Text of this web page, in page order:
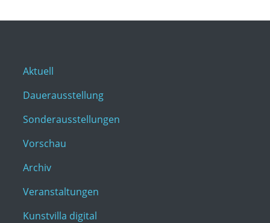
Aktuell
Dauerausstellung
Sonderausstellungen
Vorschau
Archiv
Veranstaltungen
Kunstvilla digital